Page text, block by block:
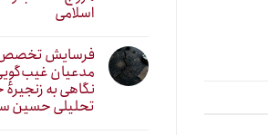
اسلامی
فرسایش تخصص
مدعیان
نگاهی به
تحلیلی حسین